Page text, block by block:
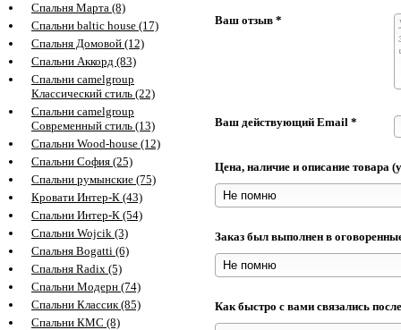
Спальня Марта (8)
Спальни baltic house (17)
Спальня Домовой (12)
Спальни Аккорд (83)
Спальни camelgroup
Классический стиль (22)
Спальни camelgroup
Современный стиль (13)
Спальни Wood-house (12)
Спальни София (25)
Спальни румынские (75)
Кровати Интер-К (43)
Спальни Интер-К (54)
Спальни Wojcik (3)
Спальня Bogatti (6)
Спальня Radix (5)
Спальни Модерн (74)
Спальни Классик (85)
Спальни КМС (8)
Ваш отзыв *
Ваш действующий Email *
Цена, наличие и описание товара
Заказ был выполнен в
Как быстро с вами связались